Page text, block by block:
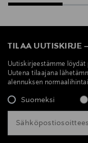
TILAA UUTISKIRJE
Uutiskirjeestämme
Uutena tilaajana
alennuksen
Suomeksi